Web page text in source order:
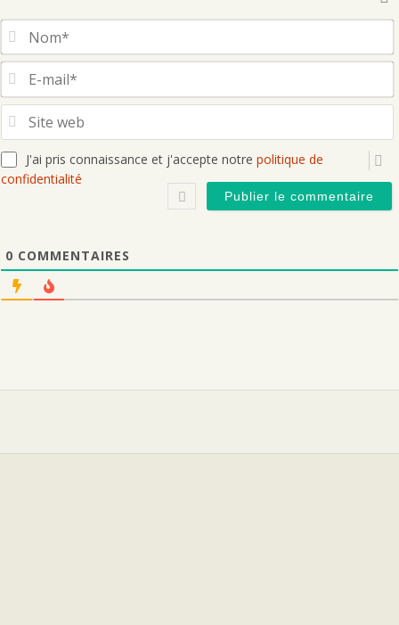
J'ai pris connaissance et j'accepte notre politique de
confidentialité
0 COMMENTAIRES